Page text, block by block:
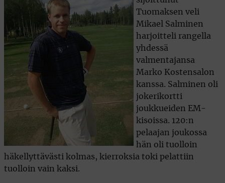
Tuomaksen veli
Mikael Salminen
harjoitteli rangella
yhdessä
valmentajansa
Marko Kostensalon
kanssa. Salminen oli
jokerikortti
joukkueiden EM-
kisoissa. 120:n
pelaajan joukossa
hän oli tuolloin
häkellyttävästi kolmas, kierroksia toki pelattiin
tuolloin vain kaksi.